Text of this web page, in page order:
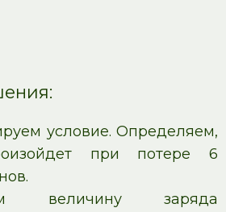
условие. Определяем,
при потере 6
величину заряда